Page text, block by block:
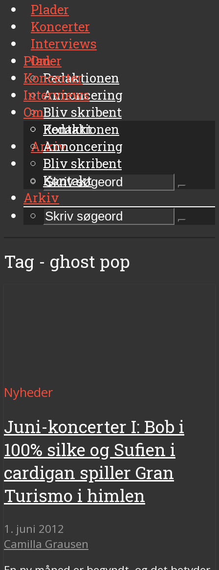
Plader
Koncerter
Interviews
Om
Redaktionen
Annoncering
Bliv skribent
Kontakt
Arkiv
Plader
Koncerter
Interviews
Om
Redaktionen
Annoncering
Bliv skribent
Kontakt
Arkiv
Tag - ghost pop
Nyheder
Juni-koncerter I: Bob i
100% silke og Sufien i
cardigan spiller Gran
Turismo i himlen
1. juni 2012
Camilla Grausen